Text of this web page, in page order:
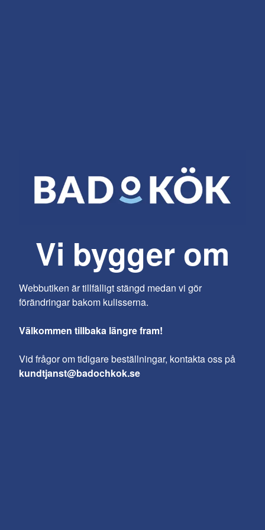
Vi bygger om
Webbutiken är tillfälligt stängd medan vi gör
förändringar bakom kulisserna.
Välkommen tillbaka längre fram!
Vid frågor om tidigare beställningar, kontakta oss på
kundtjanst@badochkok.se